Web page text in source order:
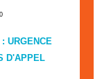
URGENCE
D'APPEL